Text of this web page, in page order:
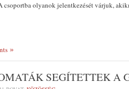
csoportba olyanok jelentkezését várjuk,
SEGÍTETTEK A